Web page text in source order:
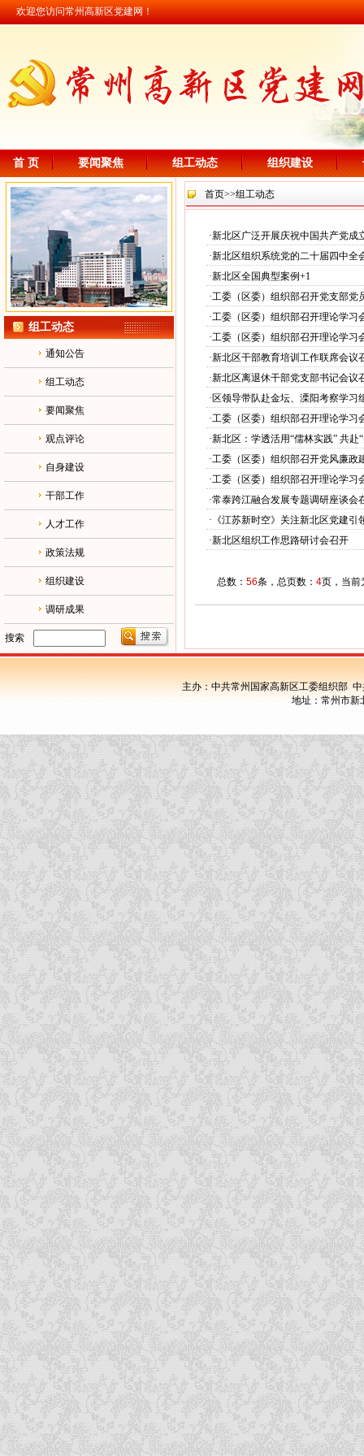
欢迎您访问常州高新区党建网！
首 页 要闻聚焦 组工动态 组织建设
组工动态
通知公告
组工动态
要闻聚焦
观点评论
自身建设
干部工作
人才工作
政策法规
组织建设
调研成果
搜索
首页>>组工动态
·新北区广泛开展庆祝中国共产党成
·新北区组织系统党的二十届四中全
·新北区全国典型案例+1
·工委（区委）组织部召开党支部党
·工委（区委）组织部召开理论学习
·工委（区委）组织部召开理论学习
·新北区干部教育培训工作联席会议
·新北区离退休干部党支部书记会议
· 区领导带队赴金坛、溧阳考察学习
·工委（区委）组织部召开理论学习
·新北区：学透活用“儒林实践” 共赴
·工委（区委）组织部召开党风廉政
·工委（区委）组织部召开理论学习
·常泰跨江融合发展专题调研座谈会
· 《江苏新时空》关注新北区党建引
·新北区组织工作思路研讨会召开
总数： 56条，总页数： 4页，当前
主办：中共常州国家高新区工委组织部
地址：常州市